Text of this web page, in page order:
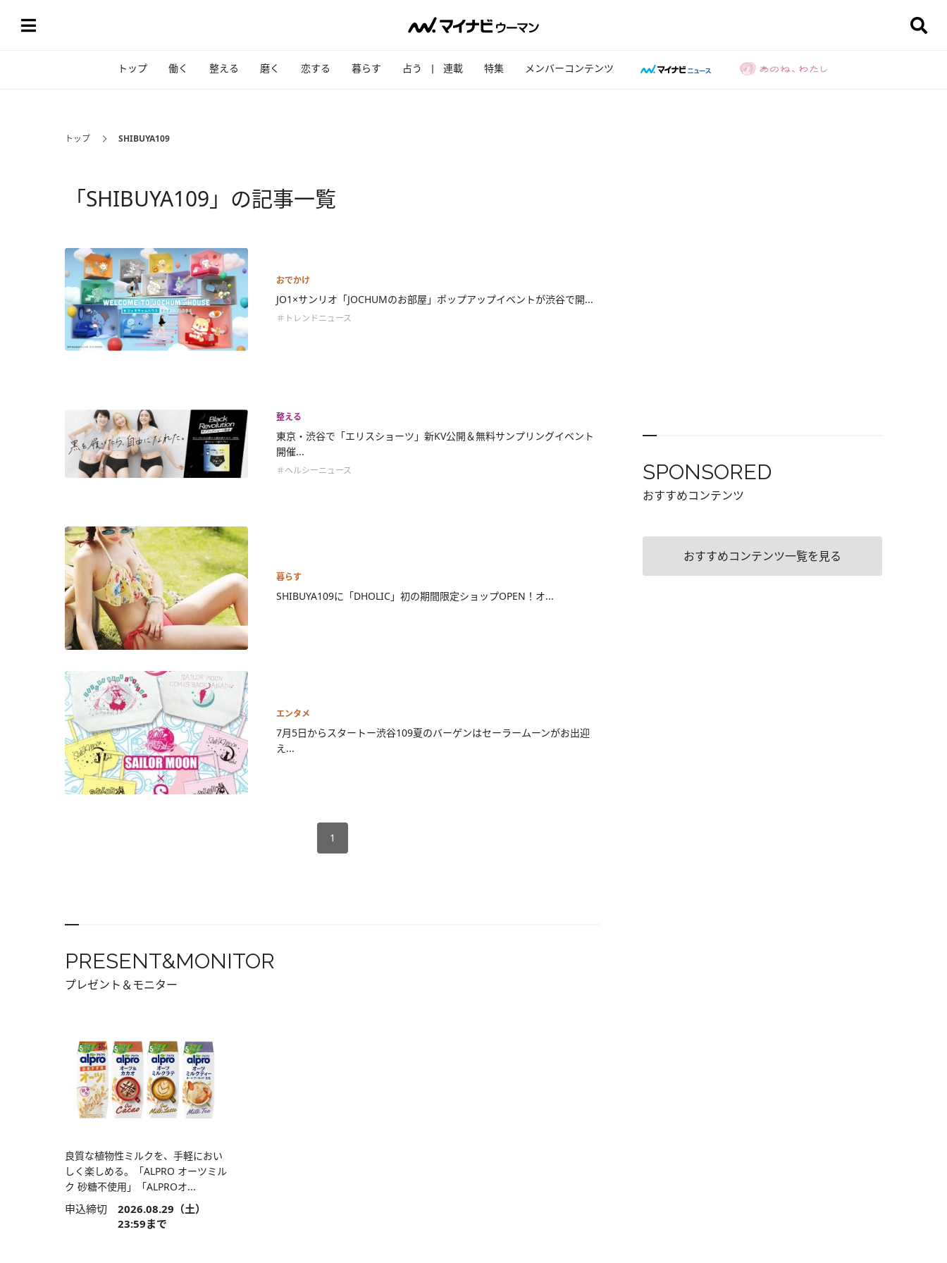
トップ 働く 整える 磨く 恋する 暮らす 占う 連載 特集 メンバーコンテンツ
トップ SHIBUYA109
「SHIBUYA109」の記事一覧
おでかけ
JO1×サンリオ「JOCHUMのお部屋」ポップアップイベントが渋谷で開...
＃トレンドニュース
整える
東京・渋谷で「エリスショーツ」新KV公開＆無料サンプリングイベント
開催...
＃ヘルシーニュース
暮らす
SHIBUYA109に「DHOLIC」初の期間限定ショップOPEN！オ...
エンタメ
7月5日からスタートー渋谷109夏のバーゲンはセーラームーンがお出迎
え...
1
PRESENT&MONITOR
プレゼント＆モニター
良質な植物性ミルクを、手軽におい
しく楽しめる。「ALPRO オーツミル
ク 砂糖不使用」「ALPROオ...
申込締切 2026.08.29（土）
23:59まで
SPONSORED
おすすめコンテンツ
おすすめコンテンツ一覧を見る